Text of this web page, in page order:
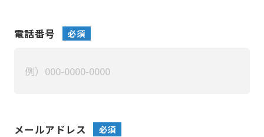
電話番号 必須
メールアドレス 必須